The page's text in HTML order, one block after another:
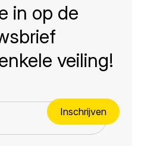
in op de
veiling!
Inschrijven